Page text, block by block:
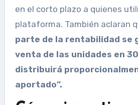
en el corto plazo a quienes
plataforma. También aclaran
parte de la rentabilidad se
venta de las unidades en
distribuirá
aportado”.